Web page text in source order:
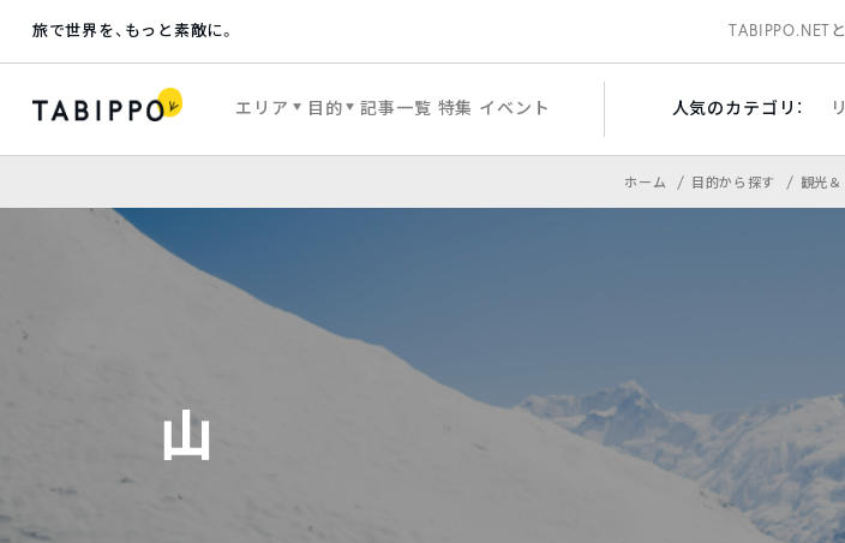
旅で世界を、もっと素敵に。 TABIPPO.NET
エリア 目的 記事一覧 特集 イベント 人気のカテゴリ：
ホーム 目的から探す 観光
山